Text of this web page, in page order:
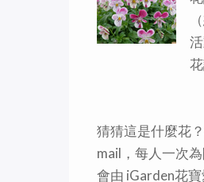
猜猜這是什麼花
mail，每人一次
會由 iGarden花